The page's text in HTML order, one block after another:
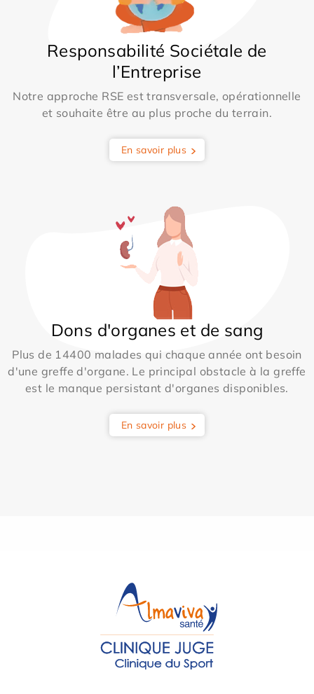
Responsabilité Sociétale de
l’Entreprise
Notre approche RSE est transversale, opérationnelle
et souhaite être au plus proche du terrain.
En savoir plus
Dons d'organes et de sang
Plus de 14400 malades qui chaque année ont besoin
d'une greffe d'organe. Le principal obstacle à la greffe
est le manque persistant d'organes disponibles.
En savoir plus